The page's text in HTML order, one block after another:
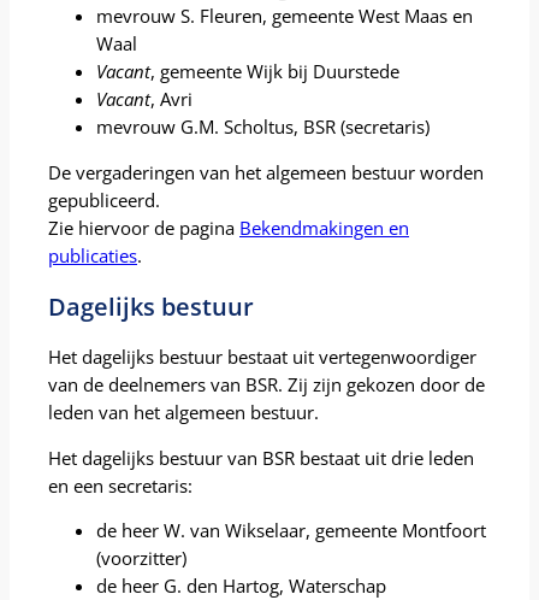
mevrouw S. Fleuren, gemeente West Maas en
Waal
Vacant, gemeente Wijk bij Duurstede
Vacant, Avri
mevrouw G.M. Scholtus, BSR (secretaris)
De vergaderingen van het algemeen bestuur worden
gepubliceerd.
Zie hiervoor de pagina Bekendmakingen en
publicaties.
Dagelijks bestuur
Het dagelijks bestuur bestaat uit vertegenwoordiger
van de deelnemers van BSR. Zij zijn gekozen door de
leden van het algemeen bestuur.
Het dagelijks bestuur van BSR bestaat uit drie leden
en een secretaris:
de heer W. van Wikselaar, gemeente Montfoort
(voorzitter)
de heer G. den Hartog, Waterschap